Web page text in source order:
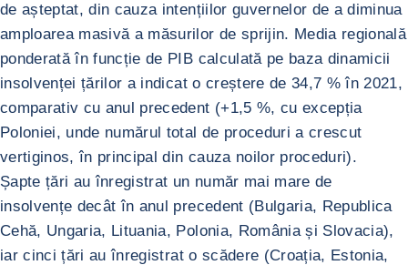
de așteptat, din cauza intențiilor guvernelor de a diminua
amploarea masivă a măsurilor de sprijin. Media regională
ponderată în funcție de PIB calculată pe baza dinamicii
insolvenței țărilor a indicat o creștere de 34,7 % în 2021,
comparativ cu anul precedent (+1,5 %, cu excepția
Poloniei, unde numărul total de proceduri a crescut
vertiginos, în principal din cauza noilor proceduri).
Șapte țări au înregistrat un număr mai mare de
insolvențe decât în anul precedent (Bulgaria, Republica
Cehă, Ungaria, Lituania, Polonia, România și Slovacia),
iar cinci țări au înregistrat o scădere (Croația, Estonia,